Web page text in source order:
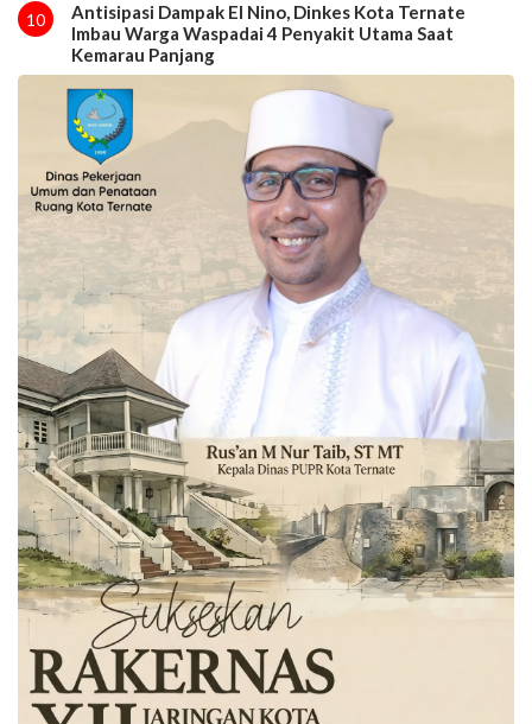
10
Antisipasi Dampak El Nino, Dinkes Kota Ternate
Imbau Warga Waspadai 4 Penyakit Utama Saat
Kemarau Panjang